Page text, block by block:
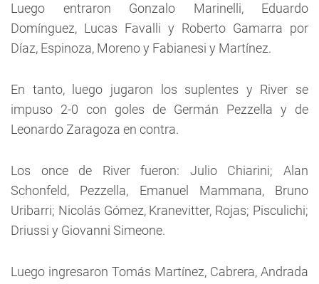
Luego entraron Gonzalo Marinelli, Eduardo
Domínguez, Lucas Favalli y Roberto Gamarra por
Díaz, Espinoza, Moreno y Fabianesi y Martínez.
En tanto, luego jugaron los suplentes y River se
impuso 2-0 con goles de Germán Pezzella y de
Leonardo Zaragoza en contra.
Los once de River fueron: Julio Chiarini; Alan
Schonfeld, Pezzella, Emanuel Mammana, Bruno
Uribarri; Nicolás Gómez, Kranevitter, Rojas; Pisculichi;
Driussi y Giovanni Simeone.
Luego ingresaron Tomás Martínez, Cabrera, Andrada